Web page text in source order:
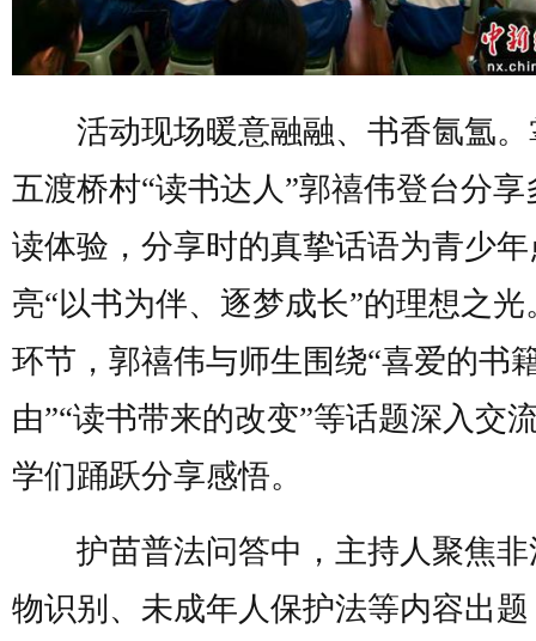
活动现场暖意融融、书香氤氲。
五渡桥村“读书达人”郭禧伟登台分享
读体验，分享时的真挚话语为青少年
亮“以书为伴、逐梦成长”的理想之光
环节，郭禧伟与师生围绕“喜爱的书
由”“读书带来的改变”等话题深入交
学们踊跃分享感悟。
护苗普法问答中，主持人聚焦非
物识别、未成年人保护法等内容出